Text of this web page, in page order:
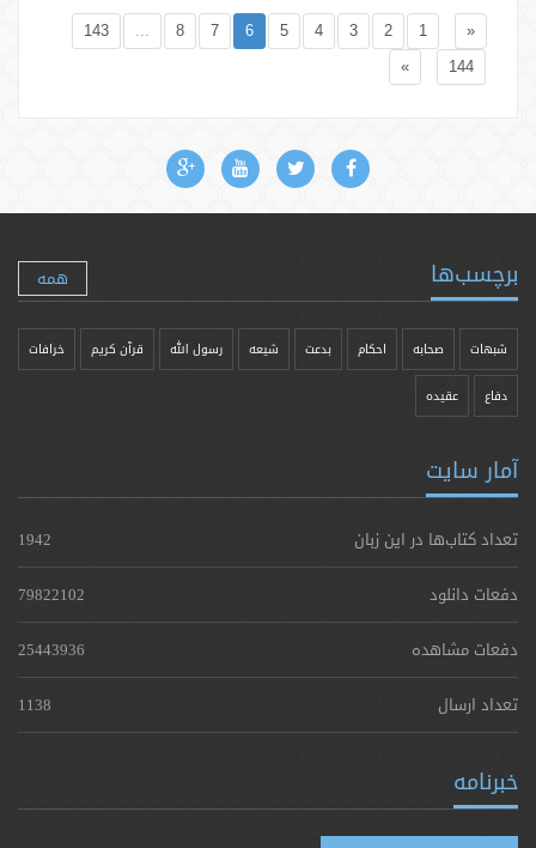
«
1
2
3
4
5
6
7
8
...
143
144
»
برچسب‌ها همه
شبهات صحابه احکام بدعت شیعه رسول الله قرآن کریم خرافات
دفاع عقیده
آمار سایت
تعداد کتاب‌ها در این زبان
1942
دفعات دانلود
79822102
دفعات مشاهده
25443936
تعداد ارسال
1138
خبرنامه